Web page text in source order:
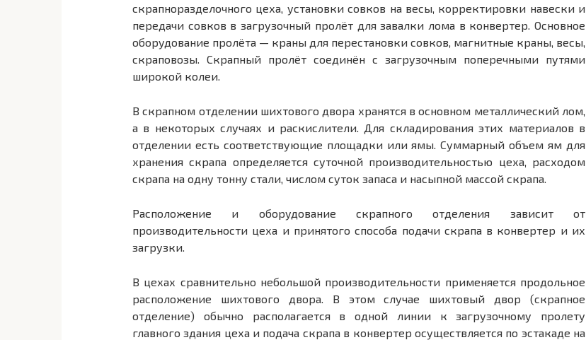
скрапноразделочного цеха, установки совков на весы, коррек­тировки навески и
передачи совков в загрузоч­ный пролёт для завалки лома в конвертер. Ос­новное
оборудование пролёта — краны для пере­становки совков, магнитные краны, весы,
скраповозы. Скрапный пролёт соединён с загрузоч­ным поперечными путями
широкой колеи.
В скрапном отделении шихтового двора хранятся в основном металлический лом,
а в некоторых случаях и раскислители. Для складирования этих материалов в
отделении есть соответствующие площадки или ямы. Суммарный объем ям для
хранения скрапа определяется суточной производительностью цеха, расходом
скрапа на одну тонну стали, числом суток запаса и насыпной массой скрапа.
Расположение и оборудование скрапного отделения зависит от
производительности цеха и принятого способа подачи скрапа в конвертер и их
загрузки.
В цехах сравнительно небольшой производительности применяется продольное
расположение шихтового двора. В этом случае шихтовый двор (скрапное
отделение) обычно располагается в одной линии к загрузочному пролету
главного здания цеха и подача скрапа в конвертер осуществляется по эстакаде на